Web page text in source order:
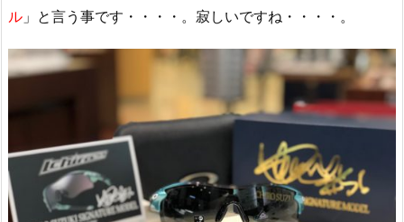
ル 」と言う事です・・・・。寂しいですね・・・・。